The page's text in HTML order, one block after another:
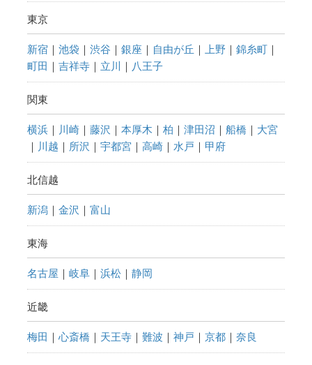
東京
新宿 ｜池袋 ｜渋谷 ｜銀座 ｜ 自由が丘 ｜ 上野 ｜錦糸町 ｜
町田 ｜吉祥寺 ｜ 立川 ｜ 八王子
関東
横浜 ｜ 川崎 ｜藤沢 ｜本厚木 ｜柏 ｜津田沼 ｜船橋 ｜ 大宮
｜ 川越 ｜ 所沢 ｜宇都宮 ｜高崎 ｜ 水戸 ｜ 甲府
北信越
新潟 ｜金沢 ｜富山
東海
名古屋 ｜岐阜 ｜浜松 ｜静岡
近畿
梅田 ｜心斎橋 ｜ 天王寺 ｜難波 ｜神戸 ｜京都 ｜奈良